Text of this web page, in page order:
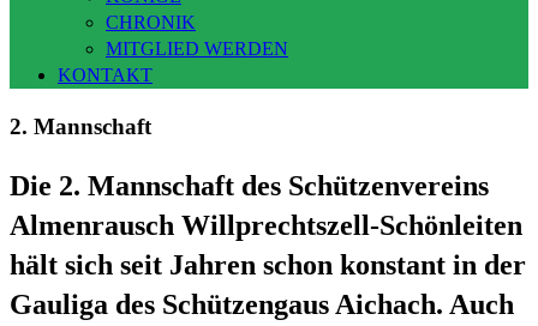
CHRONIK
MITGLIED WERDEN
KONTAKT
2. Mannschaft
Die 2. Mannschaft des Schützenvereins
Almenrausch Willprechtszell-Schönleiten
hält sich seit Jahren schon konstant in der
Gauliga des Schützengaus Aichach. Auch